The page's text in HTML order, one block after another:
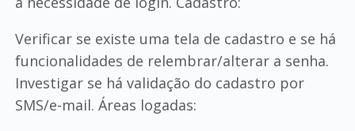
Verificar se existe uma tela de cadastro e se há
funcionalidades de relembrar/alterar a senha.
Investigar se há validação do cadastro por
SMS/e-mail. Áreas logadas: